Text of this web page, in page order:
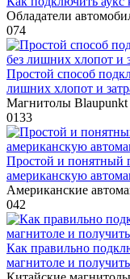
Обладатели
074
Простой способ
лишних хлопот и
Магнитолы Blaupunkt
0133
Простой и понятный
американскую
Американские
042
Как правильно
магнитоле и